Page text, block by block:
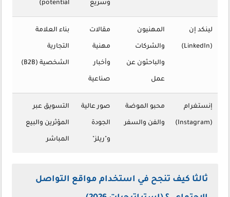
وسريع potential)
لينكد إن
(LinkedIn)
المهنيون
والشركات
والباحثون عن
عمل
مقالات
مهنية
وأخبار
صناعية
بناء العلامة
التجارية
الشخصية (B2B)
إنستغرام
(Instagram)
محبو الموضة
والفن والسفر
صور عالية
الجودة
و"ريلز"
التسويق عبر
المؤثرين والبيع
المباشر
ثالثا كيف تنجح في استخدام مواقع التواصل